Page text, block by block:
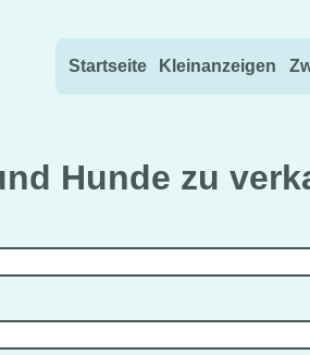
Startseite Kleinanzeigen
Hunde zu